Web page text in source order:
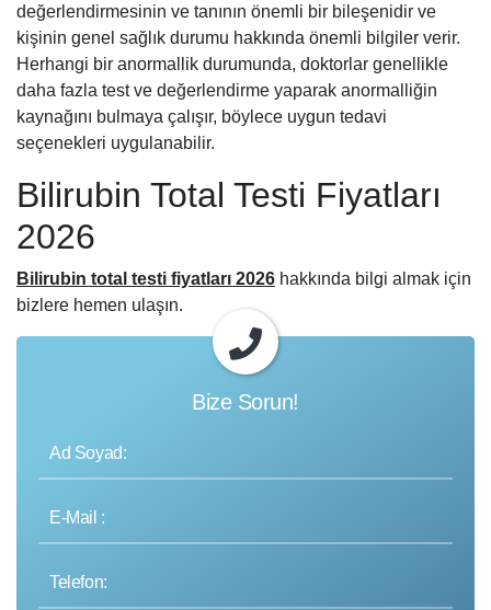
değerlendirmesinin ve tanının önemli bir bileşenidir ve
kişinin genel sağlık durumu hakkında önemli bilgiler verir.
Herhangi bir anormallik durumunda, doktorlar genellikle
daha fazla test ve değerlendirme yaparak anormalliğin
kaynağını bulmaya çalışır, böylece uygun tedavi
seçenekleri uygulanabilir.
Bilirubin Total Testi Fiyatları
2026
Bilirubin total testi fiyatları 2026 hakkında bilgi almak için
bizlere hemen ulaşın.
Bize Sorun!